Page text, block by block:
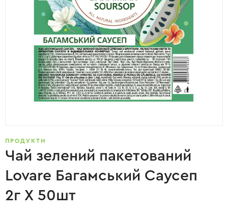
ПРОДУКТИ
Чай зелений пакетований
Lovare Багамський Саусеп
2г X 50шт